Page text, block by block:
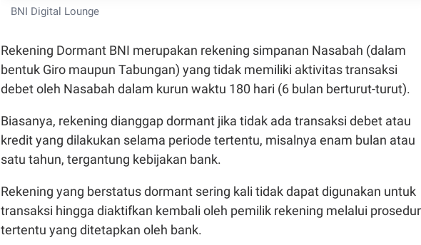
BNI Digital Lounge
Rekening Dormant BNI merupakan rekening simpanan Nasabah (dalam
bentuk Giro maupun Tabungan) yang tidak memiliki aktivitas transaksi
debet oleh Nasabah dalam kurun waktu 180 hari (6 bulan berturut-turut).
Biasanya, rekening dianggap dormant jika tidak ada transaksi debet atau
kredit yang dilakukan selama periode tertentu, misalnya enam bulan atau
satu tahun, tergantung kebijakan bank.
Rekening yang berstatus dormant sering kali tidak dapat digunakan untuk
transaksi hingga diaktifkan kembali oleh pemilik rekening melalui prosedur
tertentu yang ditetapkan oleh bank.